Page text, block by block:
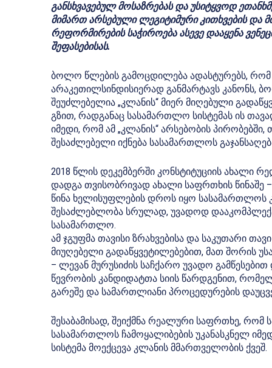
განსხვავებულ მოსაზრებას და უსიტყვოდ
მიმართ არსებული ლეგიტიმური კითხვების და
რეფორმირების საჭიროება ასევე დააყენა
შეფასებისას.
ბოლო წლების გამოცდილება ადასტურებს, რომ
არაკეთილსინდისიერად განმარტავს კანონს,
შეუძლებელია „კლანის“ მიერ მიღებული
გზით, რადგანაც სასამართლო სისტემას ის
იმედი, რომ ამ „კლანის“ არსებობის
შესაძლებელი იქნება სასამართლოს
2018 წლის დეკემბერში კონსტიტუციის ახალი
დადგა თვისობრივად ახალი საფრთხის
წინა ხელისუფლების დროს იყო სასამართლოს
შესაძლებლობა სრულად, უვადოდ
სასამართლო.
ამ ჯგუფმა თავისი ზრახვებისა და საკუთარი
მიუღებელი გადაწყვეტილებებით, მათ
– ლევან მურუსიძის საჩქარო უვადო
წევრობის კანდიდატთა სიის წარდგენით,
გარეშე და სამართლიანი პროცედურების
შესაბამისად, შეიქმნა რეალური საფრთხე,
სასამართლოს ჩამოყალიბების უკანასკნელ
სისტემა მოექცევა კლანის მმართველობის ქვეშ.